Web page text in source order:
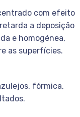
com efeito
a deposição
e homogénea,
as superfícies.
fórmica,